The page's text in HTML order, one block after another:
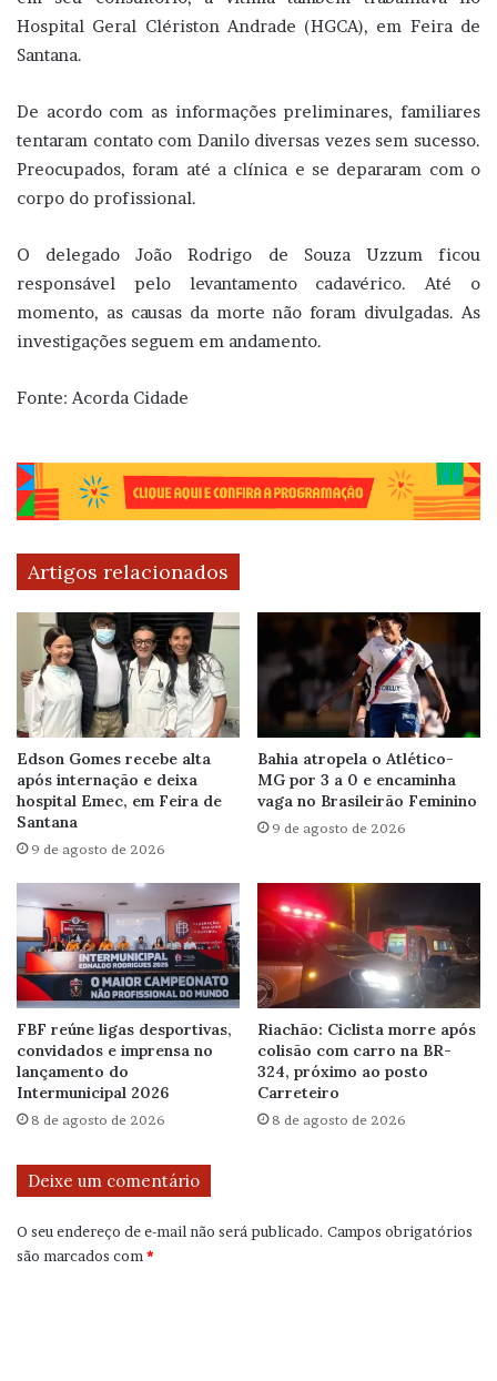
Hospital Geral Clériston Andrade (HGCA), em Feira de
Santana.
De acordo com as informações preliminares, familiares
tentaram contato com Danilo diversas vezes sem sucesso.
Preocupados, foram até a clínica e se depararam com o
corpo do profissional.
O delegado João Rodrigo de Souza Uzzum ficou
responsável pelo levantamento cadavérico. Até o
momento, as causas da morte não foram divulgadas. As
investigações seguem em andamento.
Fonte: Acorda Cidade
Artigos relacionados
Edson Gomes recebe alta
após internação e deixa
hospital Emec, em Feira de
Santana
9 de agosto de 2026
Bahia atropela o Atlético-
MG por 3 a 0 e encaminha
vaga no Brasileirão Feminino
9 de agosto de 2026
FBF reúne ligas desportivas,
convidados e imprensa no
lançamento do
Intermunicipal 2026
8 de agosto de 2026
Riachão: Ciclista morre após
colisão com carro na BR-
324, próximo ao posto
Carreteiro
8 de agosto de 2026
Deixe um comentário
O seu endereço de e-mail não será publicado. Campos obrigatórios
são marcados com*